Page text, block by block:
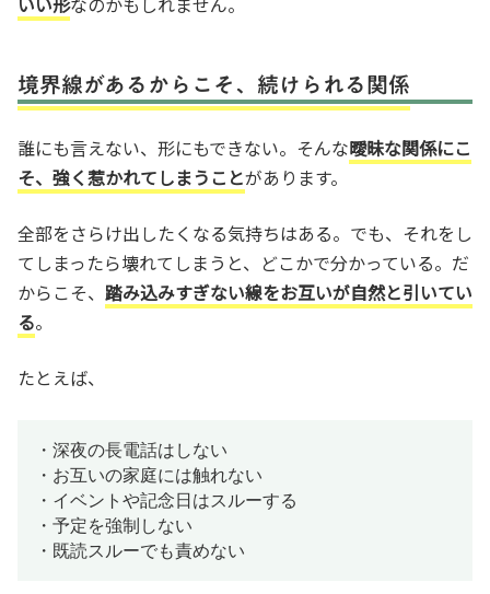
いい形なのかもしれません。
境界線があるからこそ、続けられる関係
誰にも言えない、形にもできない。そんな曖昧な関係にこ
そ、強く惹かれてしまうことがあります。
全部をさらけ出したくなる気持ちはある。でも、それをし
てしまったら壊れてしまうと、どこかで分かっている。だ
からこそ、 踏み込みすぎない線をお互いが自然と引いてい
る。
たとえば、
・深夜の長電話はしない
・お互いの家庭には触れない
・イベントや記念日はスルーする
・予定を強制しない
・既読スルーでも責めない